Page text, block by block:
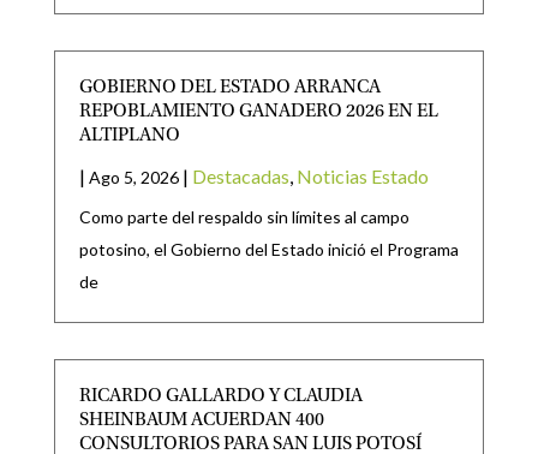
GOBIERNO DEL ESTADO ARRANCA
REPOBLAMIENTO GANADERO 2026 EN EL
ALTIPLANO
| Ago 5, 2026 | Destacadas Noticias Estado
Como parte del respaldo sin límites al campo
potosino, el Gobierno del Estado inició el Programa
de
RICARDO GALLARDO Y CLAUDIA
SHEINBAUM ACUERDAN 400
CONSULTORIOS PARA SAN LUIS POTOSÍ